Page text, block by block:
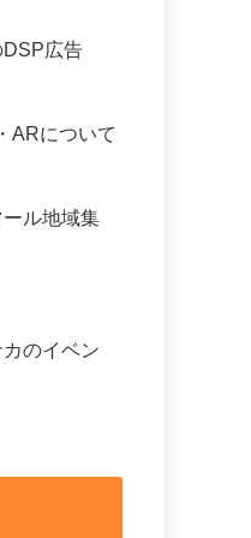
広告
ARについて
ル地域集
のイベン